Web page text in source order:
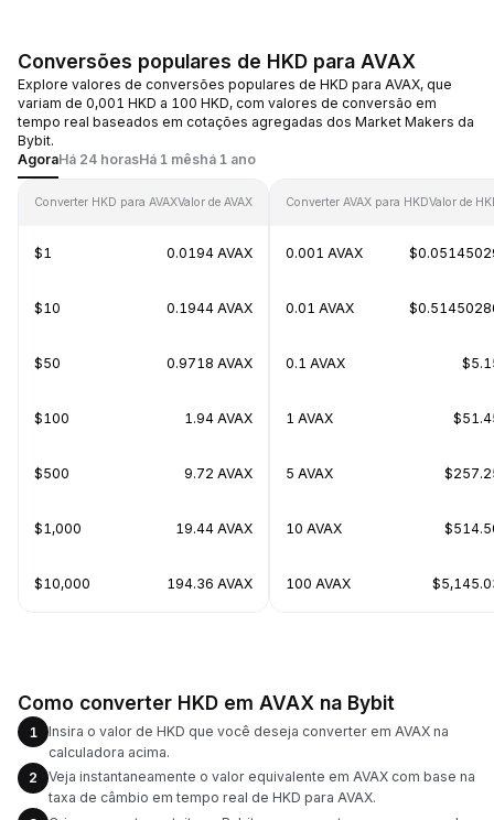
Conversões populares de HKD para AVAX
Explore valores de conversões populares de HKD para AVAX, que
variam de 0,001 HKD a 100 HKD, com valores de conversão em
tempo real baseados em cotações agregadas dos Market Makers da
Bybit.
AgoraHá 24 horasHá 1 mêshá 1 ano
Converter HKD para AVAXValor de AVAX
$1 0.0194 AVAX
$10 0.1944 AVAX
$50 0.9718 AVAX
$100 1.94 AVAX
$500 9.72 AVAX
$1,000 19.44 AVAX
$10,000 194.36 AVAX
Converter AVAX para HKDValor de
0.001 AVAX
0.01 AVAX
0.1 AVAX
1 AVAX
5 AVAX
10 AVAX
100 AVAX
Como converter HKD em AVAX na Bybit
1
Insira o valor de HKD que você deseja converter em AVAX na
calculadora acima.
2
Veja instantaneamente o valor equivalente em AVAX com base na
taxa de câmbio em tempo real de HKD para AVAX.